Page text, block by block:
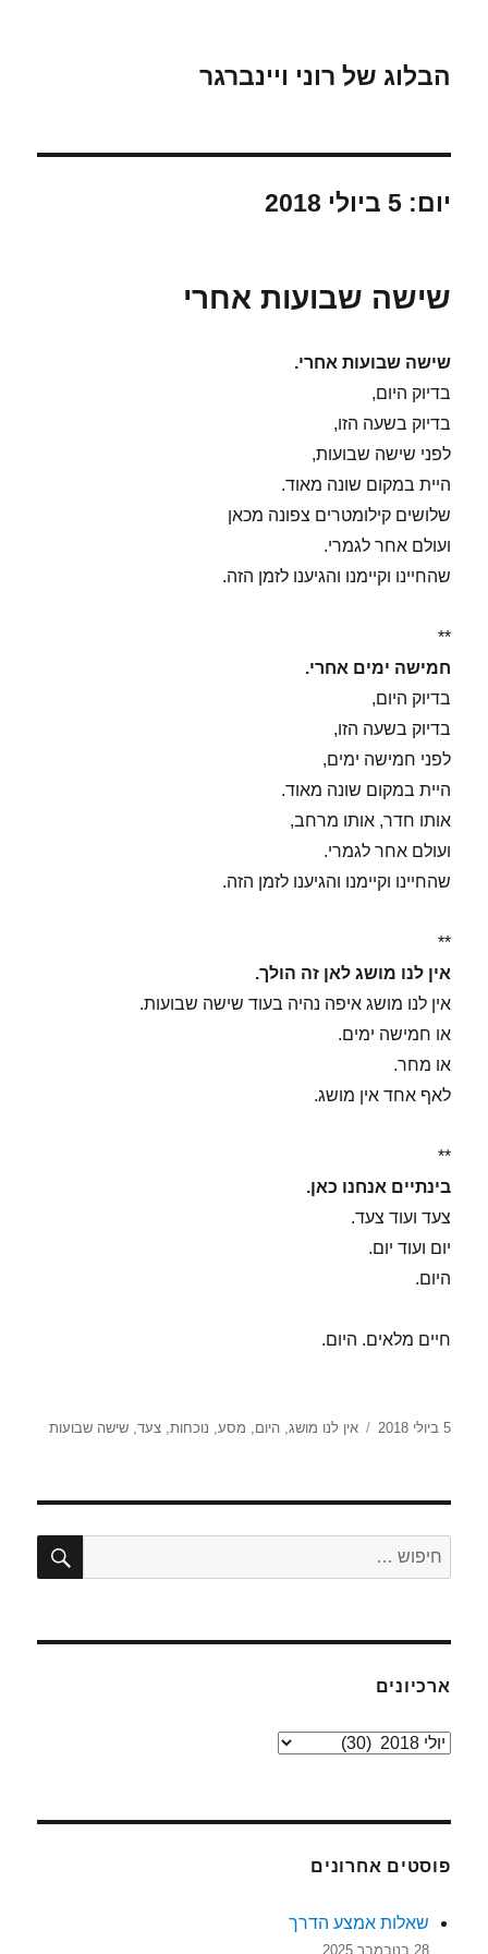
הבלוג של רוני ויינברגר
יום:5 ביולי 2018
שישה שבועות אחרי
שישה שבועות אחרי.
בדיוק היום,
בדיוק בשעה הזו,
לפני שישה שבועות,
היית במקום שונה מאוד.
שלושים קילומטרים צפונה מכאן
ועולם אחר לגמרי.
שהחיינו וקיימנו והגיענו לזמן הזה.
**
חמישה ימים אחרי.
בדיוק היום,
בדיוק בשעה הזו,
לפני חמישה ימים,
היית במקום שונה מאוד.
אותו חדר, אותו מרחב,
ועולם אחר לגמרי.
שהחיינו וקיימנו והגיענו לזמן הזה.
**
אין לנו מושג לאן זה הולך.
אין לנו מושג איפה נהיה בעוד שישה שבועות.
או חמישה ימים.
או מחר.
לאף אחד אין מושג.
**
בינתיים אנחנו כאן.
צעד ועוד צעד.
יום ועוד יום.
היום.
חיים מלאים. היום.
פורסם
5 ביולי 2018 תגיות
אין לנו מושג,היום, מסע, נוכחות,צעד,שישה שבועות
חפש:
ארכיונים
ארכיונים
פוסטים אחרונים
שאלות אמצע הדרך
28 בנובמבר 2025